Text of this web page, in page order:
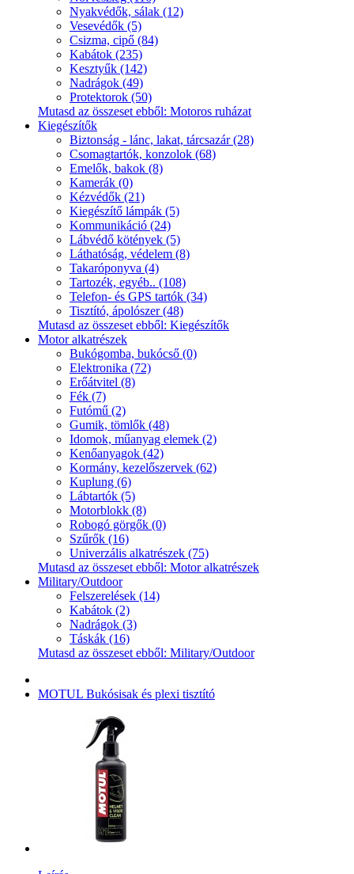
Nyakvédők, sálak (12)
Vesevédők (5)
Csizma, cipő (84)
Kabátok (235)
Kesztyűk (142)
Nadrágok (49)
Protektorok (50)
Mutasd az összeset ebből: Motoros ruházat
Kiegészítők
Biztonság - lánc, lakat, tárcsazár (28)
Csomagtartók, konzolok (68)
Emelők, bakok (8)
Kamerák (0)
Kézvédők (21)
Kiegészítő lámpák (5)
Kommunikáció (24)
Lábvédő kötények (5)
Láthatóság, védelem (8)
Takaróponyva (4)
Tartozék, egyéb.. (108)
Telefon- és GPS tartók (34)
Tisztító, ápolószer (48)
Mutasd az összeset ebből: Kiegészítők
Motor alkatrészek
Bukógomba, bukócső (0)
Elektronika (72)
Erőátvitel (8)
Fék (7)
Futómű (2)
Gumik, tömlők (48)
Idomok, műanyag elemek (2)
Kenőanyagok (42)
Kormány, kezelőszervek (62)
Kuplung (6)
Lábtartók (5)
Motorblokk (8)
Robogó görgők (0)
Szűrők (16)
Univerzális alkatrészek (75)
Mutasd az összeset ebből: Motor alkatrészek
Military/Outdoor
Felszerelések (14)
Kabátok (2)
Nadrágok (3)
Táskák (16)
Mutasd az összeset ebből: Military/Outdoor
MOTUL Bukósisak és plexi tisztító